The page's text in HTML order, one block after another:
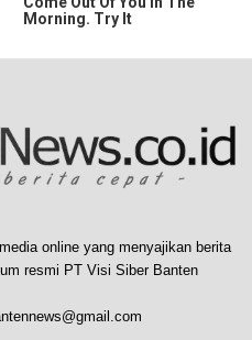
Morning. Try It
online yang menyajikan berita
resmi PT Visi Siber Banten